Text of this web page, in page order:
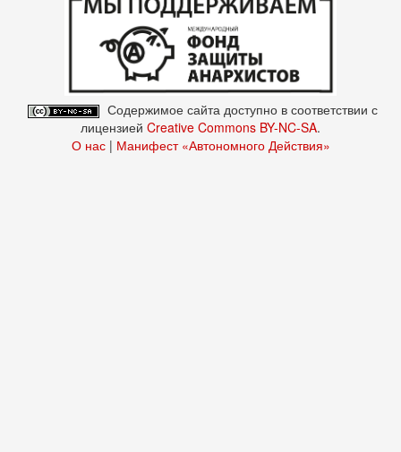
Содержимое сайта доступно в соответствии с
лицензией Creative Commons BY-NC-SA.
О нас| Манифест «Автономного Действия»